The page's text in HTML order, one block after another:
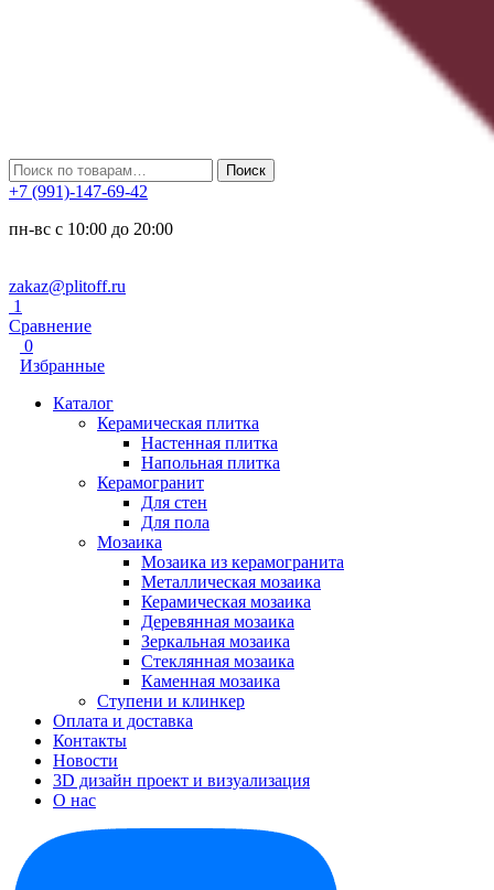
Искать: Поиск
+7 (991)-147-69-42
пн-вс с 10:00 до 20:00
zakaz@plitoff.ru
1
Сравнение
0
Избранные
Каталог
Керамическая плитка
Настенная плитка
Напольная плитка
Керамогранит
Для стен
Для пола
Мозаика
Мозаика из керамогранита
Металлическая мозаика
Керамическая мозаика
Деревянная мозаика
Зеркальная мозаика
Стеклянная мозаика
Каменная мозаика
Ступени и клинкер
Оплата и доставка
Контакты
Новости
3D дизайн проект и визуализация
О нас